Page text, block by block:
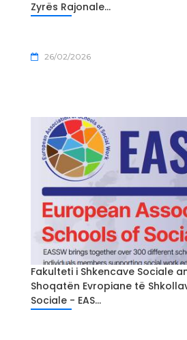
Zyrës Rajonale...
26/02/2026
Fakulteti i Shkencave Sociale
Shoqatën Evropiane të
Sociale - EAS...